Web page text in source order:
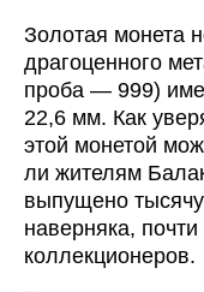
Золотая монета
драгоценного
проба — 999)
22,6 мм. Как
этой монетой
ли жителям
выпущено
наверняка,
коллекционеров.